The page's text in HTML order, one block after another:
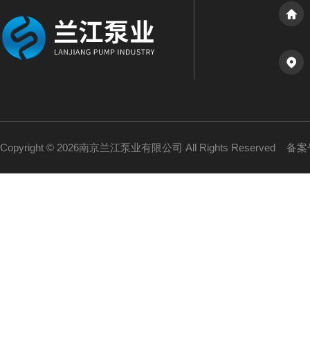
Copyright © 2026南京兰江泵业有限公司 All Rights Reserved 备案